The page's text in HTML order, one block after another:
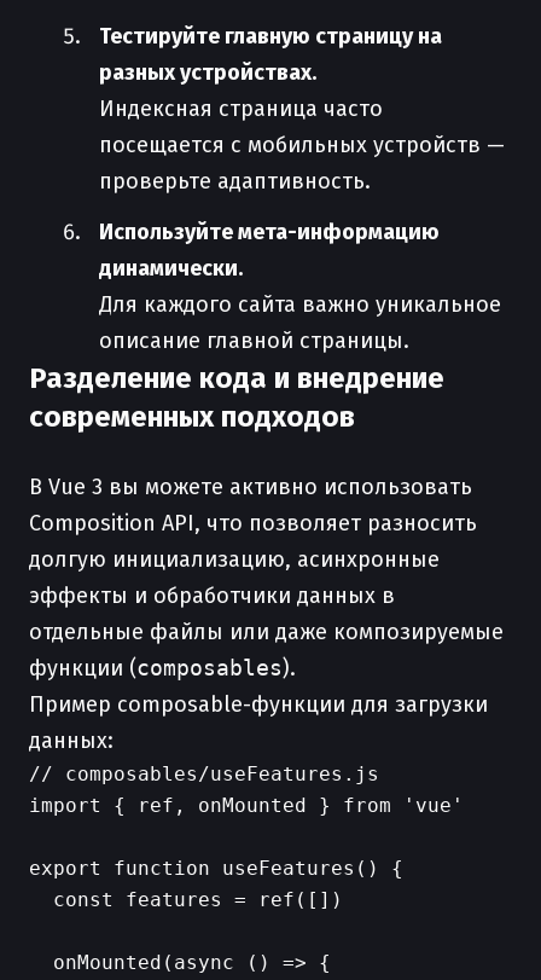
Тестируйте главную страницу на
разных устройствах.
Индексная страница часто
посещается с мобильных устройств —
проверьте адаптивность.
Используйте мета-информацию
динамически.
Для каждого сайта важно уникальное
описание главной страницы.
Разделение кода и внедрение
современных подходов
В Vue 3 вы можете активно использовать
Composition API, что позволяет разносить
долгую инициализацию, асинхронные
эффекты и обработчики данных в
отдельные файлы или даже композируемые
функции (composables).
Пример composable-функции для загрузки
данных:
// composables/useFeatures.js
import { ref, onMounted } from 'vue'
export function useFeatures() {
  const features = ref([])
  onMounted(async () => {